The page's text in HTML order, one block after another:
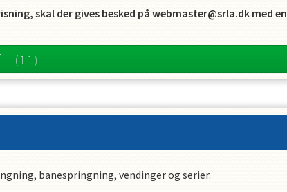
skal der gives besked på webmaster@srla.dk med
- (11)
banespringning, vendinger og serier.